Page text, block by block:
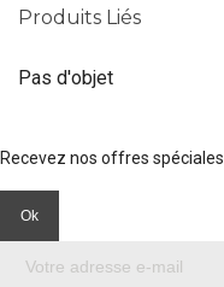
Produits Liés
Pas d'objet
Recevez nos offres spéciales